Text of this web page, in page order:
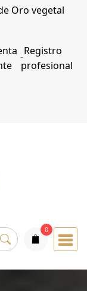
Oro vegetal
Registro
profesional
0
articulos